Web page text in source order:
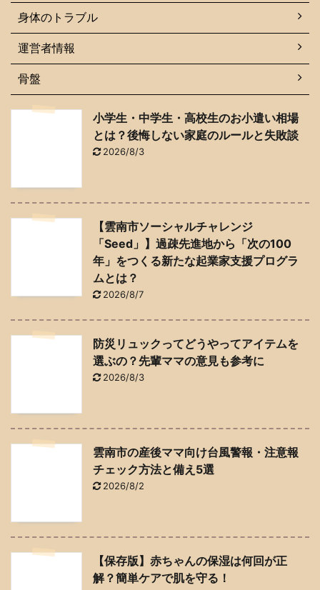
身体のトラブル
運営者情報
骨盤
小学生・中学生・高校生のお小遣い相場
とは？後悔しない家庭のルールと失敗談
2026/8/3
【雲南市ソーシャルチャレンジ
「Seed」】過疎先進地から「次の100
年」をつくる新たな起業家支援プログラ
ムとは？
2026/8/7
防災リュックってどうやってアイテムを
選ぶの？先輩ママの意見も参考に
2026/8/3
雲南市の産後ママ向け台風警報・注意報
チェック方法と備え5選
2026/8/2
【保存版】赤ちゃんの保湿は何回が正
解？簡単ケアで肌を守る！